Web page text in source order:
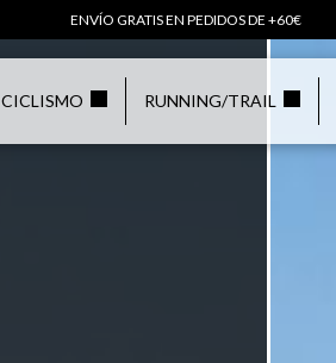
ENVÍO GRATIS EN PEDIDOS DE +60€
CICLISMO RUNNING/TRAIL